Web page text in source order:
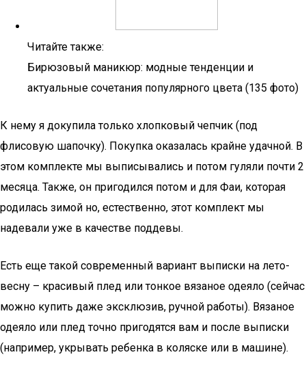
Читайте также:
Бирюзовый маникюр: модные тенденции и
актуальные сочетания популярного цвета (135 фото)
К нему я докупила только хлопковый чепчик (под
флисовую шапочку). Покупка оказалась крайне удачной. В
этом комплекте мы выписывались и потом гуляли почти 2
месяца. Также, он пригодился потом и для Фаи, которая
родилась зимой но, естественно, этот комплект мы
надевали уже в качестве поддевы.
Есть еще такой современный вариант выписки на лето-
весну – красивый плед или тонкое вязаное одеяло (сейчас
можно купить даже эксклюзив, ручной работы). Вязаное
одеяло или плед точно пригодятся вам и после выписки
(например, укрывать ребенка в коляске или в машине).